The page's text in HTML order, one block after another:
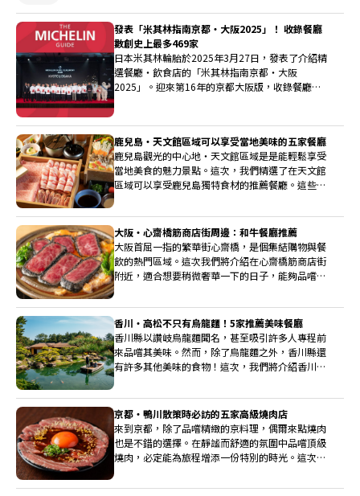
發表「米其林指南京都・大阪2025」！ 收錄餐廳
數創史上最多469家
日本米其林輪胎於2025年3月27日，發表了介紹精
選餐廳・飲食店的「米其林指南京都・大阪
2025」。迎來第16年的京都大阪版，收錄餐廳數
家拉麵米其林綠星在內的2家新米其林綠星餐廳。
新增4家必比登推介餐廳，大阪也首次誕生導師主
廚。
鹿兒島・天文館區域可以享受當地美味的五家餐廳
鹿兒島觀光的中心地・天文館區域是是能輕鬆享受
當地美食的魅力景點。這次，我們精選了在天文館
區域可以享受鹿兒島獨特食材的推薦餐廳。這些名
道。
大阪・心齋橋筋商店街周邊：和牛餐廳推薦
大阪首屈一指的繁華街心齋橋，是個集結購物與餐
飲的熱門區域。這次我們將介紹在心齋橋筋商店街
附近，適合想要稍微奢華一下的日子，能夠品嚐和
香川・高松不只有烏龍麵！5家推薦美味餐廳
香川縣以讚岐烏龍麵聞名，甚至吸引許多人專程前
來品嚐其美味。然而，除了烏龍麵之外，香川縣還
有許多其他美味的食物！這次，我們將介紹香川縣
家。
京都・鴨川散策時必訪的五家高級燒肉店
來到京都，除了品嚐精緻的京料理，偶爾來點燒肉
也是不錯的選擇。在靜謐而舒適的氛圍中品嚐頂級
燒肉，必定能為旅程增添一份特別的時光。這次我
和牛的燒肉店。